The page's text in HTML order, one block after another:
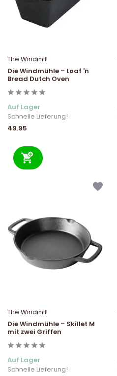
The Windmill
Die Windmühle – Loaf 'n
Bread Dutch Oven
Auf Lager
Schnelle Lieferung!
49.95
The Windmill
Die Windmühle – Skillet M
mit zwei Griffen
Auf Lager
Schnelle Lieferung!